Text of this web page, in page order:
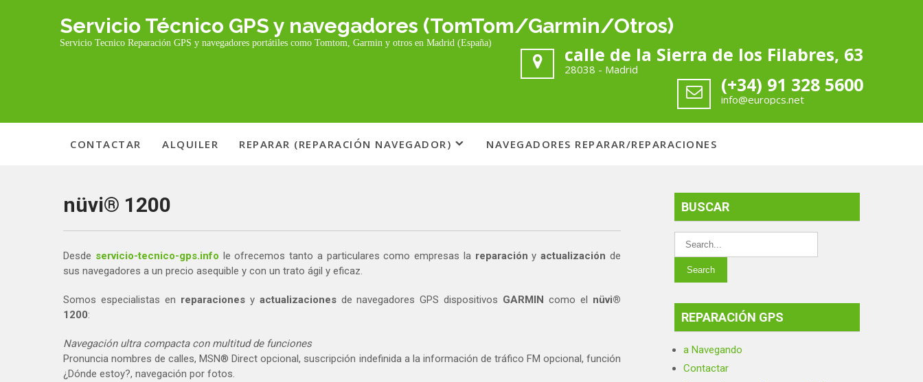
Servicio Técnico GPS y navegadores (TomTom/Garmin/Otros)
Servicio Tecnico Reparación GPS y navegadores portátiles como Tomtom, Garmin y otros en Madrid (España) calle de la Sierra de los Filabres, 63
28038 - Madrid
(+34) 91 328 5600
info@europcs.net
CONTACTAR ALQUILER REPARAR (REPARACIÓN NAVEGADOR) NAVEGADORES REPARAR/REPARACIONES
nüvi® 1200
Desde servicio-tecnico-gps.info le ofrecemos tanto a particulares como empresas la reparación yactualización de
sus navegadores a un precio asequible y con un trato ágil y eficaz.
Somos especialistas en reparacionesy actualizacionesde navegadores GPS dispositivos GARMIN como el nüvi®
1200:
Navegación ultra compacta con multitud de funciones
Pronuncia nombres de calles, MSN® Direct opcional, suscripción indefinida a la información de tráfico FM opcional, función
¿Dónde estoy?, navegación por fotos.
BUSCAR
REPARACIÓN GPS
a Navegando
Contactar